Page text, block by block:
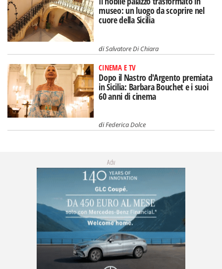
museo: un luogo da scoprire nel
cuore della Sicilia
diSalvatore Di Chiara
CINEMA E TV
Dopo il Nastro d'Argento premiata
in Sicilia: Barbara Bouchet e i suoi
60 anni di cinema
diFederica Dolce
Adv